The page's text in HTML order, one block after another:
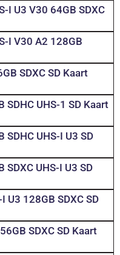
I U3 V30 64GB SDXC
I V30 A2 128GB
SDXC SD Kaart
UHS-1 SD Kaart
UHS-I U3 SD
UHS-I U3 SD
U3 128GB SDXC SD
SDXC SD Kaart